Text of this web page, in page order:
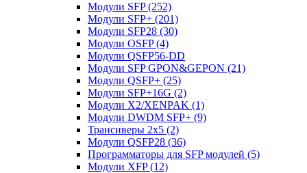
Модули SFP(252)
Модули SFP+ (201)
Модули SFP28 (30)
Модули OSFP(4)
Модули QSFP56-DD
Модули SFP GPON&GEPON (21)
Модули QSFP+ (25)
Модули SFP+16G (2)
Модули X2/XENPAK (1)
Модули DWDM SFP+ (9)
Трансиверы 2x5 (2)
Модули QSFP28 (36)
Программаторы для SFP модулей (5)
Модули XFP(12)